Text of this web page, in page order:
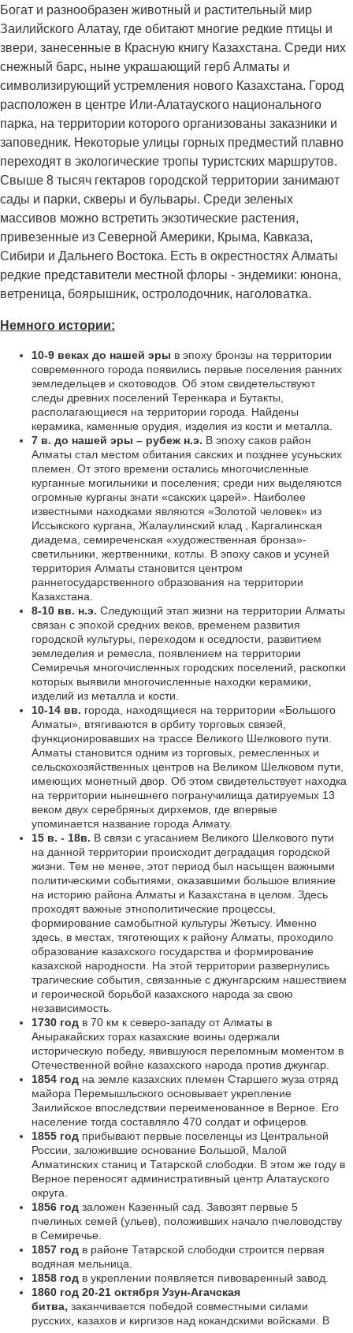
Богат и разнообразен животный и растительный мир
Заилийского Алатау, где обитают многие редкие птицы и
звери, занесенные в Красную книгу Казахстана. Среди них
снежный барс, ныне украшающий герб Алматы и
символизирующий устремления нового Казахстана. Город
расположен в центре Или-Алатауского национального
парка, на территории которого организованы заказники и
заповедник. Некоторые улицы горных предместий плавно
переходят в экологические тропы туристских маршрутов.
Свыше 8 тысяч гектаров городской территории занимают
сады и парки, скверы и бульвары. Среди зеленых
массивов можно встретить экзотические растения,
привезенные из Северной Америки, Крыма, Кавказа,
Сибири и Дальнего Востока. Есть в окрестностях Алматы
редкие представители местной флоры - эндемики: юнона,
ветреница, боярышник, остролодочник, наголоватка.
Немного истории:
10-9 веках до нашей эры в эпоху бронзы на территории
современного города появились первые поселения ранних
земледельцев и скотоводов. Об этом свидетельствуют
следы древних поселений Теренкара и Бутакты,
располагающиеся на территории города. Найдены
керамика, каменные орудия, изделия из кости и металла.
7 в. до нашей эры – рубеж н.э. В эпоху саков район
Алматы стал местом обитания сакских и позднее усуньских
племен. От этого времени остались многочисленные
курганные могильники и поселения; среди них выделяются
огромные курганы знати «сакских царей». Наиболее
известными находками являются «Золотой человек» из
Иссыкского кургана, Жалаулинский клад , Каргалинская
диадема, семиреченская «художественная бронза»-
светильники, жертвенники, котлы. В эпоху саков и усуней
территория Алматы становится центром
раннегосударственного образования на территории
Казахстана.
8-10 вв. н.э. Следующий этап жизни на территории Алматы
связан с эпохой средних веков, временем развития
городской культуры, переходом к оседлости, развитием
земледелия и ремесла, появлением на территории
Семиречья многочисленных городских поселений, раскопки
которых выявили многочисленные находки керамики,
изделий из металла и кости.
10-14 вв. города, находящиеся на территории «Большого
Алматы», втягиваются в орбиту торговых связей,
функционировавших на трассе Великого Шелкового пути.
Алматы становится одним из торговых, ремесленных и
сельскохозяйственных центров на Великом Шелковом пути,
имеющих монетный двор. Об этом свидетельствует находка
на территории нынешнего погранучилища датируемых 13
веком двух серебряных дирхемов, где впервые
упоминается название города Алмату.
15 в. - 18в. В связи с угасанием Великого Шелкового пути
на данной территории происходит деградация городской
жизни. Тем не менее, этот период был насыщен важными
политическими событиями, оказавшими большое влияние
на историю района Алматы и Казахстана в целом. Здесь
проходят важные этнополитические процессы,
формирование самобытной культуры Жетысу. Именно
здесь, в местах, тяготеющих к району Алматы, проходило
образование казахского государства и формирование
казахской народности. На этой территории развернулись
трагические события, связанные с джунгарским нашествием
и героической борьбой казахского народа за свою
независимость.
1730 год в 70 км к северо-западу от Алматы в
Аныракайских горах казахские воины одержали
историческую победу, явившуюся переломным моментом в
Отечественной войне казахского народа против джунгар.
1854 год на земле казахских племен Старшего жуза отряд
майора Перемышльского основывает укрепление
Заилийское впоследствии переименованное в Верное. Его
население тогда составляло 470 солдат и офицеров.
1855 год прибывают первые поселенцы из Центральной
России, заложившие основание Большой, Малой
Алматинских станиц и Татарской слободки. В этом же году в
Верное переносят административный центр Алатауского
округа.
1856 год заложен Казенный сад. Завозят первые 5
пчелиных семей (ульев), положивших начало пчеловодству
в Семиречье.
1857 год в районе Татарской слободки строится первая
водяная мельница.
1858 год в укреплении появляется пивоваренный завод.
1860 год 20-21 октября Узун-Агачская
битва, заканчивается победой совместными силами
русских, казахов и киргизов над кокандскими войсками. В